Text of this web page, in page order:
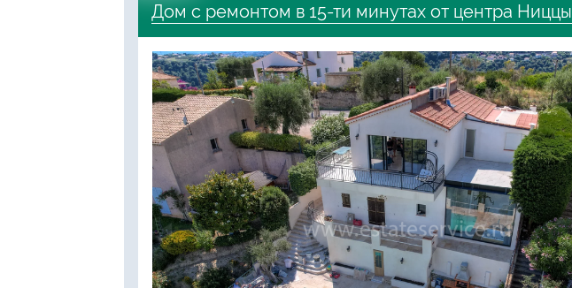
Дом с ремонтом в 15-ти минутах от центра Ниццы